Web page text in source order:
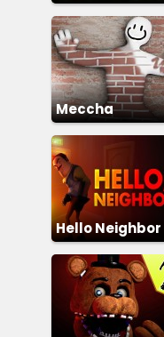
Meccha
Chameleon
Hello Neighbor